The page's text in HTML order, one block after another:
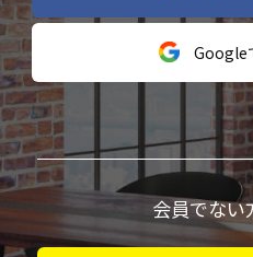
Google
会員でない